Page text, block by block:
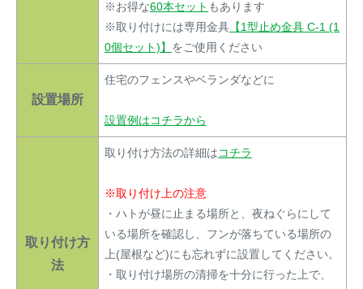
※お得な60本セット もあります
※取り付けには専用金具 【1型止め金具 C-1 (1
0個セット)】 をご使用ください
設置場所
住宅のフェンスやベランダなどに
設置例はコチラから
取り付け方
法
取り付け方法の詳細はコチラ
※取り付け上の注意
・ハトが昼に止まる場所と、夜ねぐらにして
いる場所を確認し、フンが落ちている場所の
上(屋根など)にも忘れずに設置してください。
・取り付け場所の清掃を十分に行った上で、